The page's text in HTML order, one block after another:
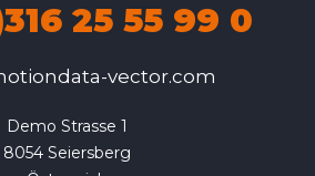
25 55 99 0
vector.com
Demo Strasse 1
8054 Seiersberg